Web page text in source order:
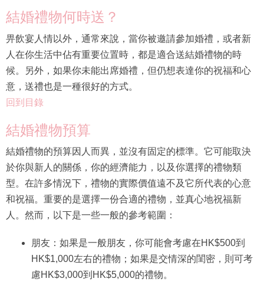
結婚禮物何時送？
畀飲宴人情以外，通常來說，當你被邀請參加婚禮，或者新
人在你生活中佔有重要位置時，都是適合送結婚禮物的時
候。另外，如果你未能出席婚禮，但仍想表達你的祝福和心
意，送禮也是一種很好的方式。
回到目錄
結婚禮物預算
結婚禮物的預算因人而異，並沒有固定的標準。它可能取決
於你與新人的關係，你的經濟能力，以及你選擇的禮物類
型。在許多情況下，禮物的實際價值遠不及它所代表的心意
和祝福。重要的是選擇一份合適的禮物，並真心地祝福新
人。然而，以下是一些一般的參考範圍：
朋友：如果是一般朋友，你可能會考慮在HK$500到
HK$1,000左右的禮物；如果是交情深的閨密，則可考
慮HK$3,000到HK$5,000的禮物。